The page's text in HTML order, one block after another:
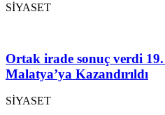
SİYASET
Ortak irade sonuç verdi
Malatya’ya Kazandırıldı
SİYASET